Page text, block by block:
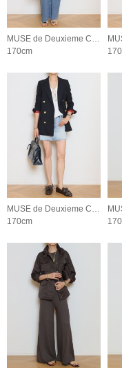
MUSE de Deuxieme Classe
170cm
MUSE de Deuxieme Classe
170cm